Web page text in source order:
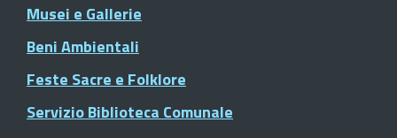
Musei e Gallerie
Beni Ambientali
Feste Sacre e Folklore
Servizio Biblioteca Comunale